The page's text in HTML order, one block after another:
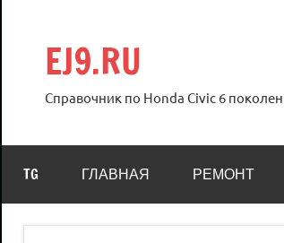
содержимому
EJ9.RU
Справочник по Honda Civic 6
TG ГЛАВНАЯ РЕМОНТ